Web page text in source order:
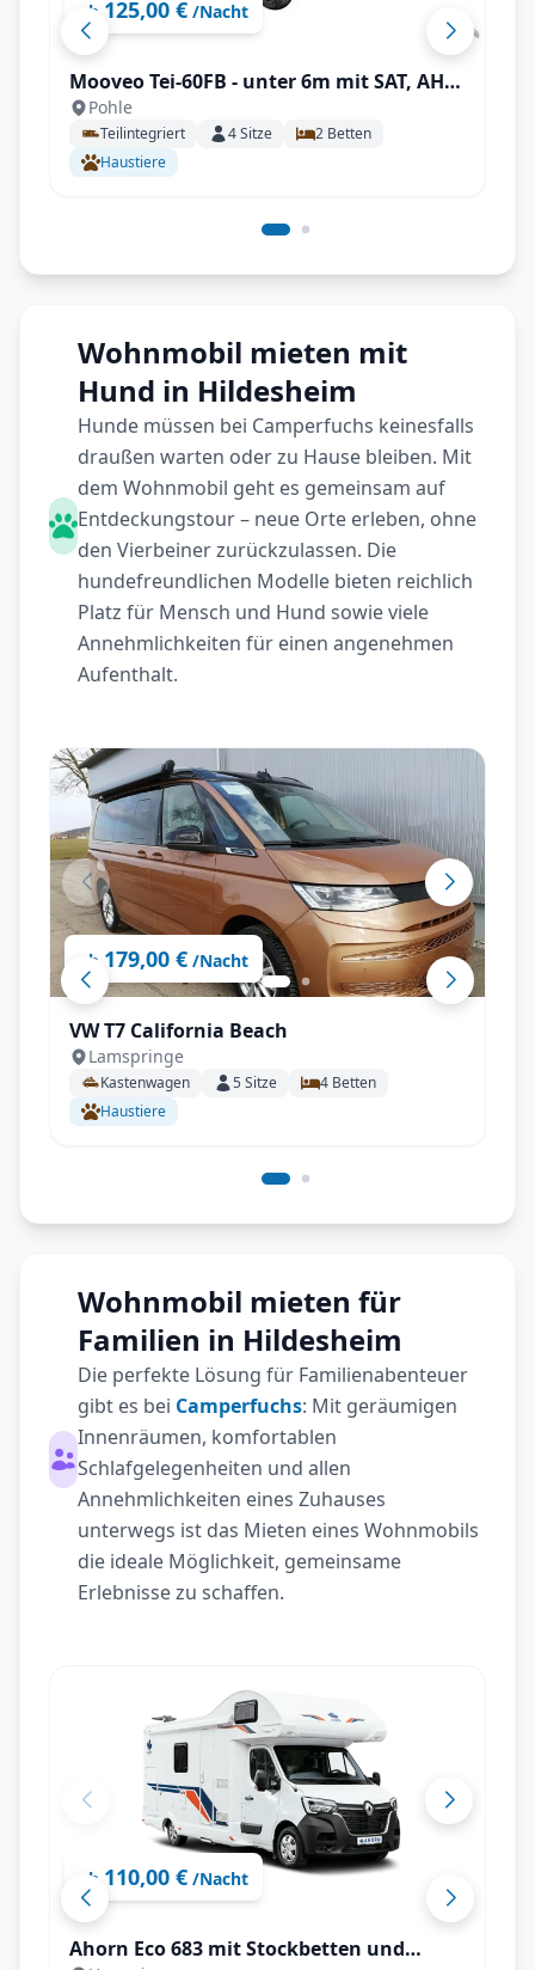
ab 125,00 € /Nacht
Mooveo Tei-60FB - unter 6m mit SAT, AHK,
Solar uvm., ideal für 2 Personen!
Pohle
Teilintegriert 4Sitze 2 Betten
Haustiere
Wohnmobil mieten mit
Hund in Hildesheim
Hunde müssen bei Camperfuchs keinesfalls
draußen warten oder zu Hause bleiben. Mit
dem Wohnmobil geht es gemeinsam auf
Entdeckungstour – neue Orte erleben, ohne
den Vierbeiner zurückzulassen. Die
hundefreundlichen Modelle bieten reichlich
Platz für Mensch und Hund sowie viele
Annehmlichkeiten für einen angenehmen
Aufenthalt.
ab 179,00 € /Nacht
VW T7 California Beach
Lamspringe
Kastenwagen 5Sitze 4 Betten
Haustiere
Wohnmobil mieten für
Familien in Hildesheim
Die perfekte Lösung für Familienabenteuer
gibt es bei Camperfuchs: Mit geräumigen
Innenräumen, komfortablen
Schlafgelegenheiten und allen
Annehmlichkeiten eines Zuhauses
unterwegs ist das Mieten eines Wohnmobils
die ideale Möglichkeit, gemeinsame
Erlebnisse zu schaffen.
ab 110,00 € /Nacht
Ahorn Eco 683 mit Stockbetten und